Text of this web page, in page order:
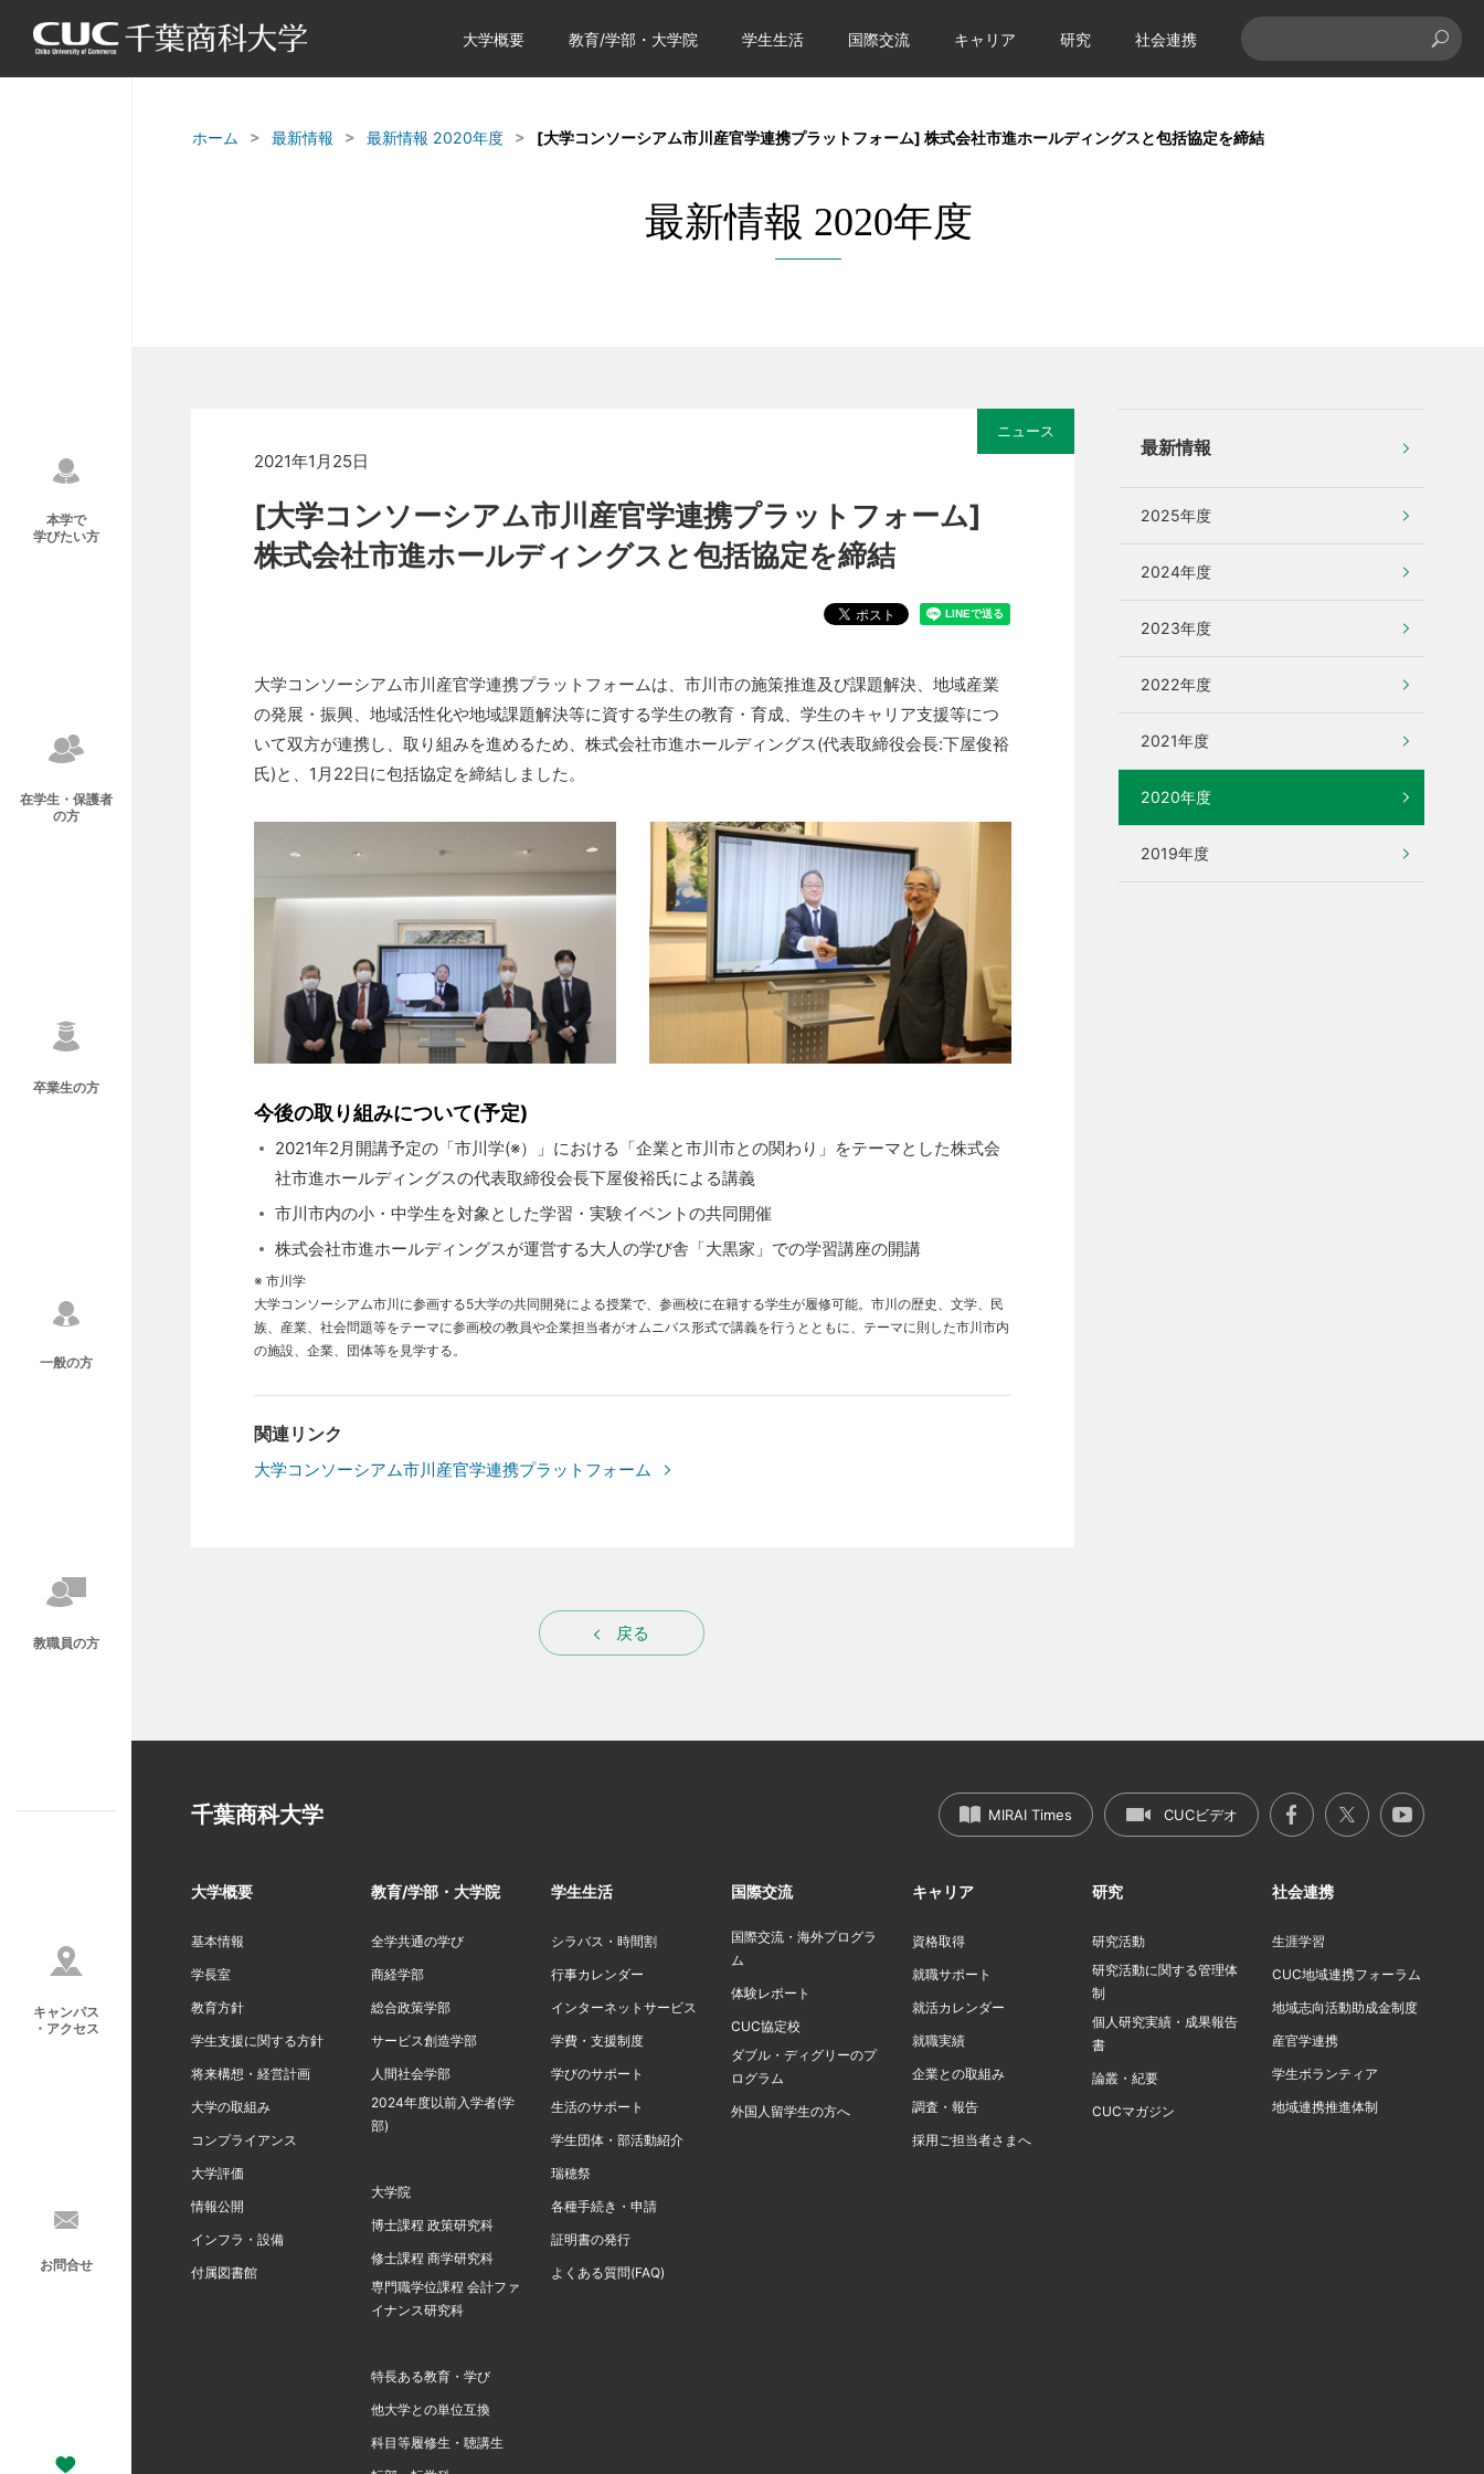
大学概要 教育/学部・大学院 学生生活 国際交流 キャリア 研究 社会連携
ホーム 最新情報 最新情報 2020年度 [大学コンソーシアム市川産官学連携プラットフォーム] 株式会社市進ホールディングスと包括協定を締結
最新情報 2020年度
ニュース
2021年1月25日
[大学コンソーシアム市川産官学連携プラットフォーム]
株式会社市進ホールディングスと包括協定を締結
大学コンソーシアム市川産官学連携プラットフォームは、市川市の施策推進及び課題解決、地域産業
の発展・振興、地域活性化や地域課題解決等に資する学生の教育・育成、学生のキャリア支援等につ
いて双方が連携し、取り組みを進めるため、株式会社市進ホールディングス(代表取締役会長:下屋俊裕
氏)と、1月22日に包括協定を締結しました。
今後の取り組みについて(予定)
2021年2月開講予定の「市川学(※）」における「企業と市川市との関わり」をテーマとした株式会
社市進ホールディングスの代表取締役会長下屋俊裕氏による講義
市川市内の小・中学生を対象とした学習・実験イベントの共同開催
株式会社市進ホールディングスが運営する大人の学び舎「大黒家」での学習講座の開講
※ 市川学
大学コンソーシアム市川に参画する5大学の共同開発による授業で、参画校に在籍する学生が履修可能。市川の歴史、文学、民
族、産業、社会問題等をテーマに参画校の教員や企業担当者がオムニバス形式で講義を行うとともに、テーマに則した市川市内
の施設、企業、団体等を見学する。
関連リンク
大学コンソーシアム市川産官学連携プラットフォーム
戻る
最新情報
2025年度
2024年度
2023年度
2022年度
2021年度
2020年度
2019年度
千葉商科大学 MIRAI Times CUCビデオ
大学概要
基本情報
学長室
教育方針
学生支援に関する方針
将来構想・経営計画
大学の取組み
コンプライアンス
大学評価
情報公開
インフラ・設備
付属図書館
教育/学部・大学院
全学共通の学び
商経学部
総合政策学部
サービス創造学部
人間社会学部
2024年度以前入学者(学
部)
大学院
博士課程 政策研究科
修士課程 商学研究科
専門職学位課程 会計ファ
イナンス研究科
特長ある教育・学び
他大学との単位互換
科目等履修生・聴講生
学生生活
シラバス・時間割
行事カレンダー
インターネットサービス
学費・支援制度
学びのサポート
生活のサポート
学生団体・部活動紹介
瑞穂祭
各種手続き・申請
証明書の発行
よくある質問(FAQ)
国際交流
国際交流・海外プログラ
ム
体験レポート
CUC協定校
ダブル・ディグリーのプ
ログラム
外国人留学生の方へ
キャリア
資格取得
就職サポート
就活カレンダー
就職実績
企業との取組み
調査・報告
採用ご担当者さまへ
研究
研究活動
研究活動に関する管理体
制
個人研究実績・成果報告
書
論叢・紀要
CUCマガジン
社会連携
生涯学習
CUC地域連携フォーラム
地域志向活動助成金制度
産官学連携
学生ボランティア
地域連携推進体制
本学で
学びたい方
在学生・保護者
の方
卒業生の方
一般の方
教職員の方
キャンパス
・アクセス
お問合せ